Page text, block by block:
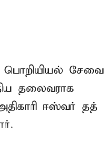
பொறியியல் சேவை
தலைவராக
ஈஸ்வர் தத்